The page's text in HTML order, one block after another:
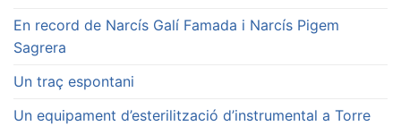
En record de Narcís Galí Famada i Narcís Pigem
Sagrera
Un traç espontani
Un equipament d’esterilització d’instrumental a Torre